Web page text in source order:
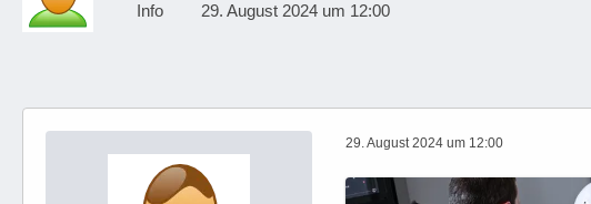
Info 29. August 2024 um 12:00
29. August 2024 um 12:00